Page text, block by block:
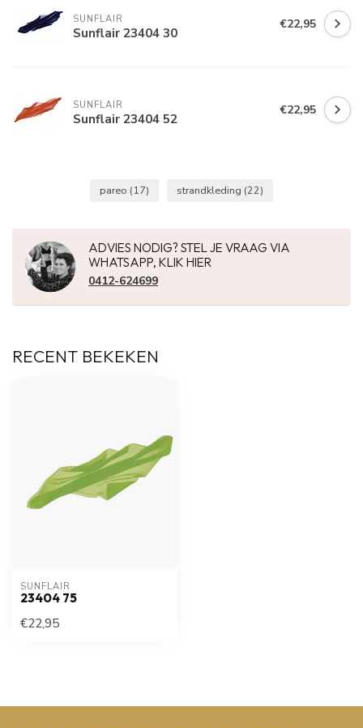
SUNFLAIR
Sunflair 23404 30 €22,95
SUNFLAIR
Sunflair 23404 52 €22,95
pareo (17) strandkleding (22)
ADVIES NODIG? STEL JE VRAAG VIA
WHATSAPP, KLIK HIER
0412-624699
RECENT BEKEKEN
SUNFLAIR
23404 75
€22,95